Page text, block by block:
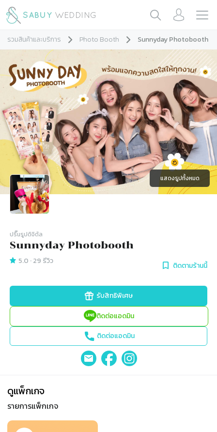
รวมสินค้าและบริการ Photo Booth Sunnyday Photobooth
แสดงรูปทั้งหมด
ปริ๊นรูปดิจิตัล
Sunnyday Photobooth
5.0 ·29 รีวิว ติดตามร้านนี้
รับสิทธิพิเศษ
ติดต่อแอดมิน
ติดต่อแอดมิน
ดูแพ็กเกจ
รายการแพ็กเกจ
Slide 1 of 1